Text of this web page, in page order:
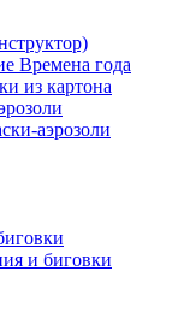
Времена года
из картона
аэрозоли
и биговки